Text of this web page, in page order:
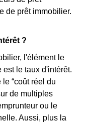
de prêt immobilier.
?
l'élément le
est le taux d'intérêt.
“coût réel du
de multiples
ou le
Aussi, plus la